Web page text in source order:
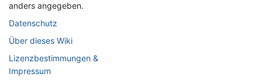
anders angegeben.
Datenschutz
Über dieses Wiki
Lizenzbestimmungen &
Impressum